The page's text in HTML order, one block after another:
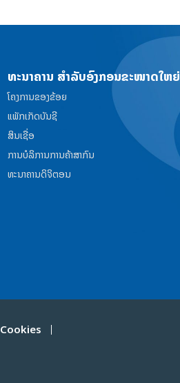
ທະນາຄານ ສໍາລັບອົງກອນຂະໜາດໃຫຍ່
ໂຄງການຂອງຂ້ອຍ
ແພັກເກັດບັນຊີ
ສິນເຊື່ອ
ການບໍລິການການຄ້າສາກົນ
ທະນາຄານດິຈິຕອນ
Cookies